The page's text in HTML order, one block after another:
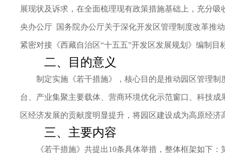
展现状及诉求，在全面梳理现有政策措施基础上，充分
央办公厅 国务院办公厅关于深化开发区管理制度改革推
紧密对接《西藏自治区“十五五”开发区发展规划》编制
二、目的意义
制定实施《若干措施》，核心目的是推动园区管理
台、产业集聚主要载体、营商环境优化示范窗口、科技
区经济发展的贡献度明显提升，将园区建设成为高原经
三、主要内容
《若干措施》共提出10条具体举措，整体框架如下